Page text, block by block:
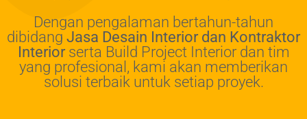
Dengan pengalaman bertahun-tahun
dibidang Jasa Desain Interior dan Kontraktor
Interiorserta Build Project Interior dan tim
yang profesional, kami akan memberikan
solusi terbaik untuk setiap proyek.